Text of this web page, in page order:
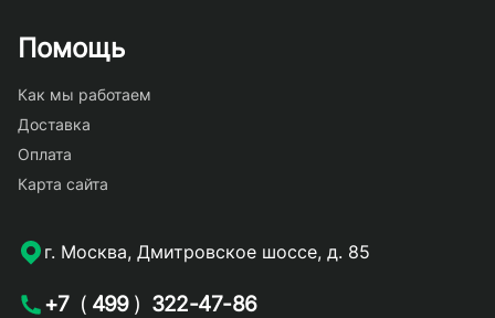
Помощь
Как мы работаем
Доставка
Оплата
Карта сайта
г. Москва, Дмитровское шоссе, д. 85
+7 ( 499 ) 322-47-86